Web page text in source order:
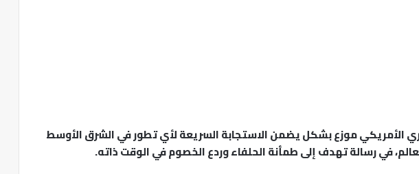
الأمريكي موزع بشكل يضمن الاستجابة السريعة لأي تطور في الشرق الأوسط
في رسالة تهدف إلى طمأنة الحلفاء وردع الخصوم في الوقت ذاته.